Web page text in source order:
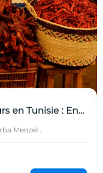
Circuit Culturel de 5 Jours en Tunisie : Entre Rome, le Sahara et les Trésors de l'UNESCO
Menzel...